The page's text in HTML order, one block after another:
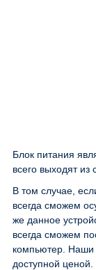
Блок питания
всего выходят
В том случае,
всегда сможем
же данное
всегда сможем
компьютер. Наши
доступной ценой.